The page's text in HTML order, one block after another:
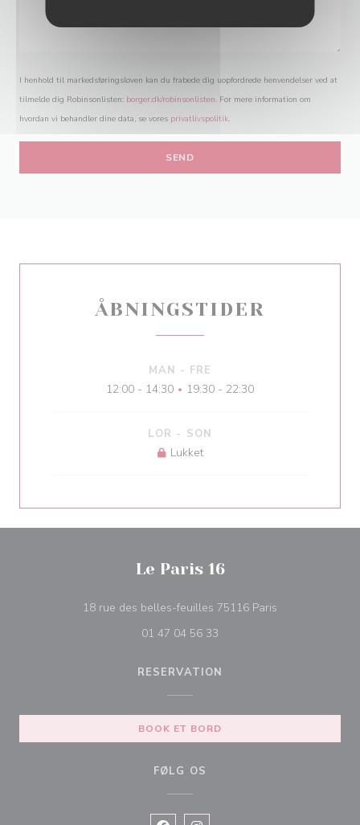
I henhold til markedsføringsloven kan du frabede dig uopfordrede henvendelser ved at
tilmelde dig Robinsonlisten: borger.dk/robinsonlisten. For mere information om
hvordan vi behandler dine data, se vores privatlivspolitik.
ÅBNINGSTIDER
MAN - FRE
12:00 - 14:30 • 19:30 - 22:30
LOR - SON
Lukket
Le Paris 16
18 rue des belles-feuilles 75116 Paris
01 47 04 56 33
RESERVATION
BOOK ET BORD
FØLG OS